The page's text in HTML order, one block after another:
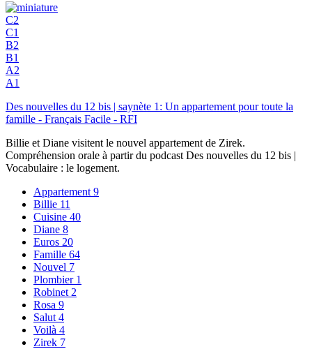
C2
C1
B2
B1
A2
A1
Des nouvelles du 12 bis | saynète 1: Un appartement pour toute la
famille - Français Facile - RFI
Billie et Diane visitent le nouvel appartement de Zirek.
Compréhension orale à partir du podcast Des nouvelles du 12 bis |
Vocabulaire : le logement.
Appartement 9
Billie 11
Cuisine 40
Diane 8
Euros 20
Famille 64
Nouvel 7
Plombier 1
Robinet 2
Rosa 9
Salut 4
Voilà 4
Zirek 7